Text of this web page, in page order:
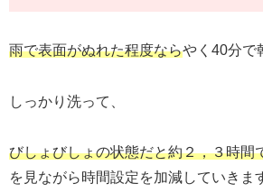
雨で表面がぬれた程度ならやく40分で
しっかり洗って、
びしょびしょの状態だと約２，３時間
を見ながら時間設定を加減していきま